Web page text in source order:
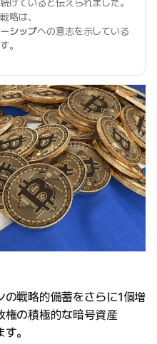
けていると伝えられました。
略は、
シップへの意志を示している
。
戦略的備蓄をさらに1個増
権の積極的な暗号資産
。